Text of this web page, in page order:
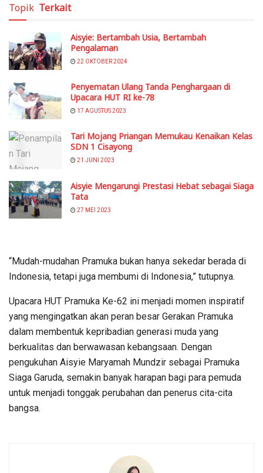
Topik Terkait
Aisyie: Bertambah Usia, Bertambah
Pengalaman
22 OKTOBER 2024
Penyematan Ulang Tanda Penghargaan di
Upacara HUT RI ke-78
17 AGUSTUS 2023
Tari Mojang Priangan Memukau Kenaikan Kelas
SDN 1 Cisayong
21 JUNI 2023
Aisyie Mengarungi Prestasi Hebat sebagai Siaga
Tata
27 MEI 2023
“Mudah-mudahan Pramuka bukan hanya sekedar berada di
Indonesia, tetapi juga membumi di Indonesia,” tutupnya.
Upacara HUT Pramuka Ke-62 ini menjadi momen inspiratif
yang mengingatkan akan peran besar Gerakan Pramuka
dalam membentuk kepribadian generasi muda yang
berkualitas dan berwawasan kebangsaan. Dengan
pengukuhan Aisyie Maryamah Mundzir sebagai Pramuka
Siaga Garuda, semakin banyak harapan bagi para pemuda
untuk menjadi tonggak perubahan dan penerus cita-cita
bangsa.